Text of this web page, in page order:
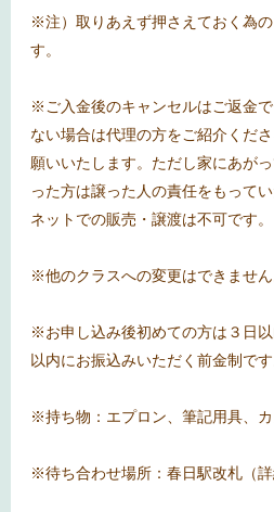
※注）取りあえず押さえておく為
す。
※ご入金後のキャンセルはご返金
ない場合は代理の方をご紹介くだ
願いいたします。ただし家にあが
った方は譲った人の責任をもって
ネットでの販売・譲渡は不可です。
※他のクラスへの変更はできません
※お申し込み後初めての方は３日
以内にお振込みいただく前金制です
※持ち物：エプロン、筆記用具、
※待ち合わせ場所：春日駅改札（詳